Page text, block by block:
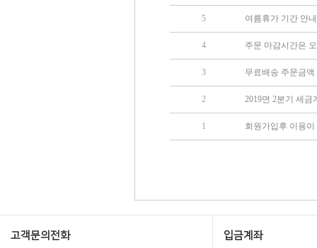
5 여름휴가 기간 안
4 주문 마감시간은
3 무료배송 주문금액
2 2019면 2분기 세금
1 회원가입후 이용
고객문의전화 입금계좌